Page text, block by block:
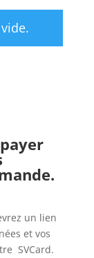
un lien
et vos
SVCard.